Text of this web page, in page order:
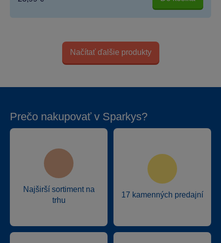
Načítať ďalšie produkty
Prečo nakupovať v Sparkys?
Najširší sortiment na
trhu
17 kamenných predajní